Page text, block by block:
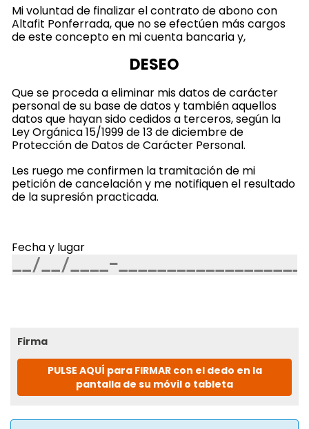
Mi voluntad de finalizar el contrato de abono con
Altafit Ponferrada, que no se efectúen más cargos
de este concepto en mi cuenta bancaria y,
DESEO
Que se proceda a eliminar mis datos de carácter
personal de su base de datos y también aquellos
datos que hayan sido cedidos a terceros, según la
Ley Orgánica 15/1999 de 13 de diciembre de
Protección de Datos de Carácter Personal.
Les ruego me confirmen la tramitación de mi
petición de cancelación y me notifiquen el resultado
de la supresión practicada.
Fecha y lugar
Firma
PULSE AQUÍ para FIRMAR con el dedo en la
pantalla de su móvil o tableta